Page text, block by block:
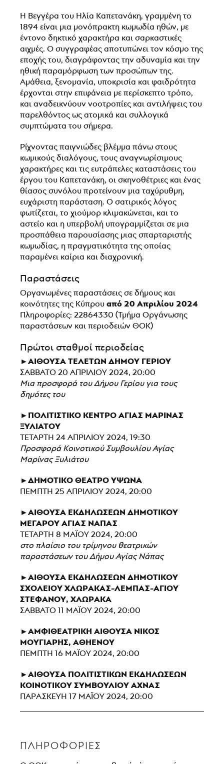
Η Βεγγέρα του Ηλία Καπετανάκη, γραμμένη το
1894 είναι μια μονόπρακτη κωμωδία ηθών, με
έντονο δηκτικό χαρακτήρα και σαρκαστικές
αιχμές. Ο συγγραφέας αποτυπώνει τον κόσμο της
εποχής του, διαγράφοντας την αδυναμία και την
ηθική παραμόρφωση των προσώπων της.
Αμάθεια, ξενομανία, υποκρισία και φαιδρότητα
έρχονται στην επιφάνεια με περίσκεπτο τρόπο,
και αναδεικνύουν νοοτροπίες και αντιλήψεις του
παρελθόντος ως ατομικά και συλλογικά
συμπτώματα του σήμερα.
Ρίχνοντας παιγνιώδες βλέμμα πάνω στους
κωμικούς διαλόγους, τους αναγνωρίσιμους
χαρακτήρες και τις ευτράπελες καταστάσεις του
έργου του Καπετανάκη, οι σκηνοθέτριες και ένας
θίασος συνόλου προτείνουν μια ταχύρυθμη,
ευχάριστη παράσταση. Ο σατιρικός λόγος
φωτίζεται, το χιούμορ κλιμακώνεται, και το
αστείο και η υπερβολή υπογραμμίζεται σε μια
προσπάθεια παρουσίασης μιας σπαρταριστής
κωμωδίας, η πραγματικότητα της οποίας
παραμένει καίρια και διαχρονική.
Παραστάσεις
Οργανωμένες παραστάσεις σε δήμους και
κοινότητες της Κύπρου από 20 Απριλίου 2024
Πληροφορίες: 22864330 (Τμήμα Οργάνωσης
παραστάσεων και περιοδειών ΘΟΚ)
Πρώτοι σταθμοί περιοδείας
►ΑΙΘΟΥΣΑ ΤΕΛΕΤΩΝ ΔΗΜΟΥ ΓΕΡΙΟΥ
ΣΑΒΒΑΤΟ 20 ΑΠΡΙΛΙΟΥ 2024, 20:00
Μια προσφορά του Δήμου Γερίου για τους
δημότες του
►ΠΟΛΙΤΙΣΤΙΚΟ ΚΕΝΤΡΟ ΑΓΙΑΣ ΜΑΡΙΝΑΣ
ΞΥΛΙΑΤΟΥ
ΤΕΤΑΡΤΗ 24 ΑΠΡΙΛΙΟΥ 2024, 19:30
Προσφορά Κοινοτικού Συμβουλίου Αγίας
Μαρίνας Ξυλιάτου
►ΔΗΜΟΤΙΚΟ ΘΕΑΤΡΟ ΥΨΩΝΑ
ΠΕΜΠΤΗ 25 ΑΠΡΙΛΙΟΥ 2024, 20:00
►ΑΙΘΟΥΣΑ ΕΚΔΗΛΩΣΕΩΝ ΔΗΜΟΤΙΚΟΥ
ΜΕΓΑΡΟΥ ΑΓΙΑΣ ΝΑΠΑΣ
ΤΕΤΑΡΤΗ 8 ΜΑΪΟΥ 2024, 20:00
στο πλαίσιο του τρίμηνου θεατρικών
παραστάσεων του Δήμου Αγίας Νάπας
►ΑΙΘΟΥΣΑ ΕΚΔΗΛΩΣΕΩΝ ΔΗΜΟΤΙΚΟΥ
ΣΧΟΛΕΙΟΥ ΧΛΩΡΑΚΑΣ-ΛΕΜΠΑΣ-ΑΓΙΟΥ
ΣΤΕΦΑΝΟΥ, ΧΛΩΡΑΚΑ
ΣΑΒΒΑΤΟ 11 ΜΑΪΟΥ 2024, 20:00
►ΑΜΦΙΘΕΑΤΡΙΚΗ ΑΙΘΟΥΣΑ ΝΙΚΟΣ
ΜΟΥΓΙΑΡΗΣ, ΑΘΗΕΝΟΥ
ΠΕΜΠΤΗ 16 ΜΑΪΟΥ 2024, 20:00
►ΑΙΘΟΥΣΑ ΠΟΛΙΤΙΣΤΙΚΩΝ ΕΚΔΗΛΩΣΕΩΝ
ΚΟΙΝΟΤΙΚΟΥ ΣΥΜΒΟΥΛΙΟΥ ΑΧΝΑΣ
ΠΑΡΑΣΚΕΥΗ 17 ΜΑΪΟΥ 2024, 20:00
ΠΛΗΡΟΦΟΡΊΕΣ